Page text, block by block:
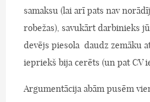
samaksu (lai arī pats nav
robežas), savukārt darbinieks
devējs piesola daudz zemāku
iepriekš bija cerēts (un pat CV
Argumentācija abām pusēm